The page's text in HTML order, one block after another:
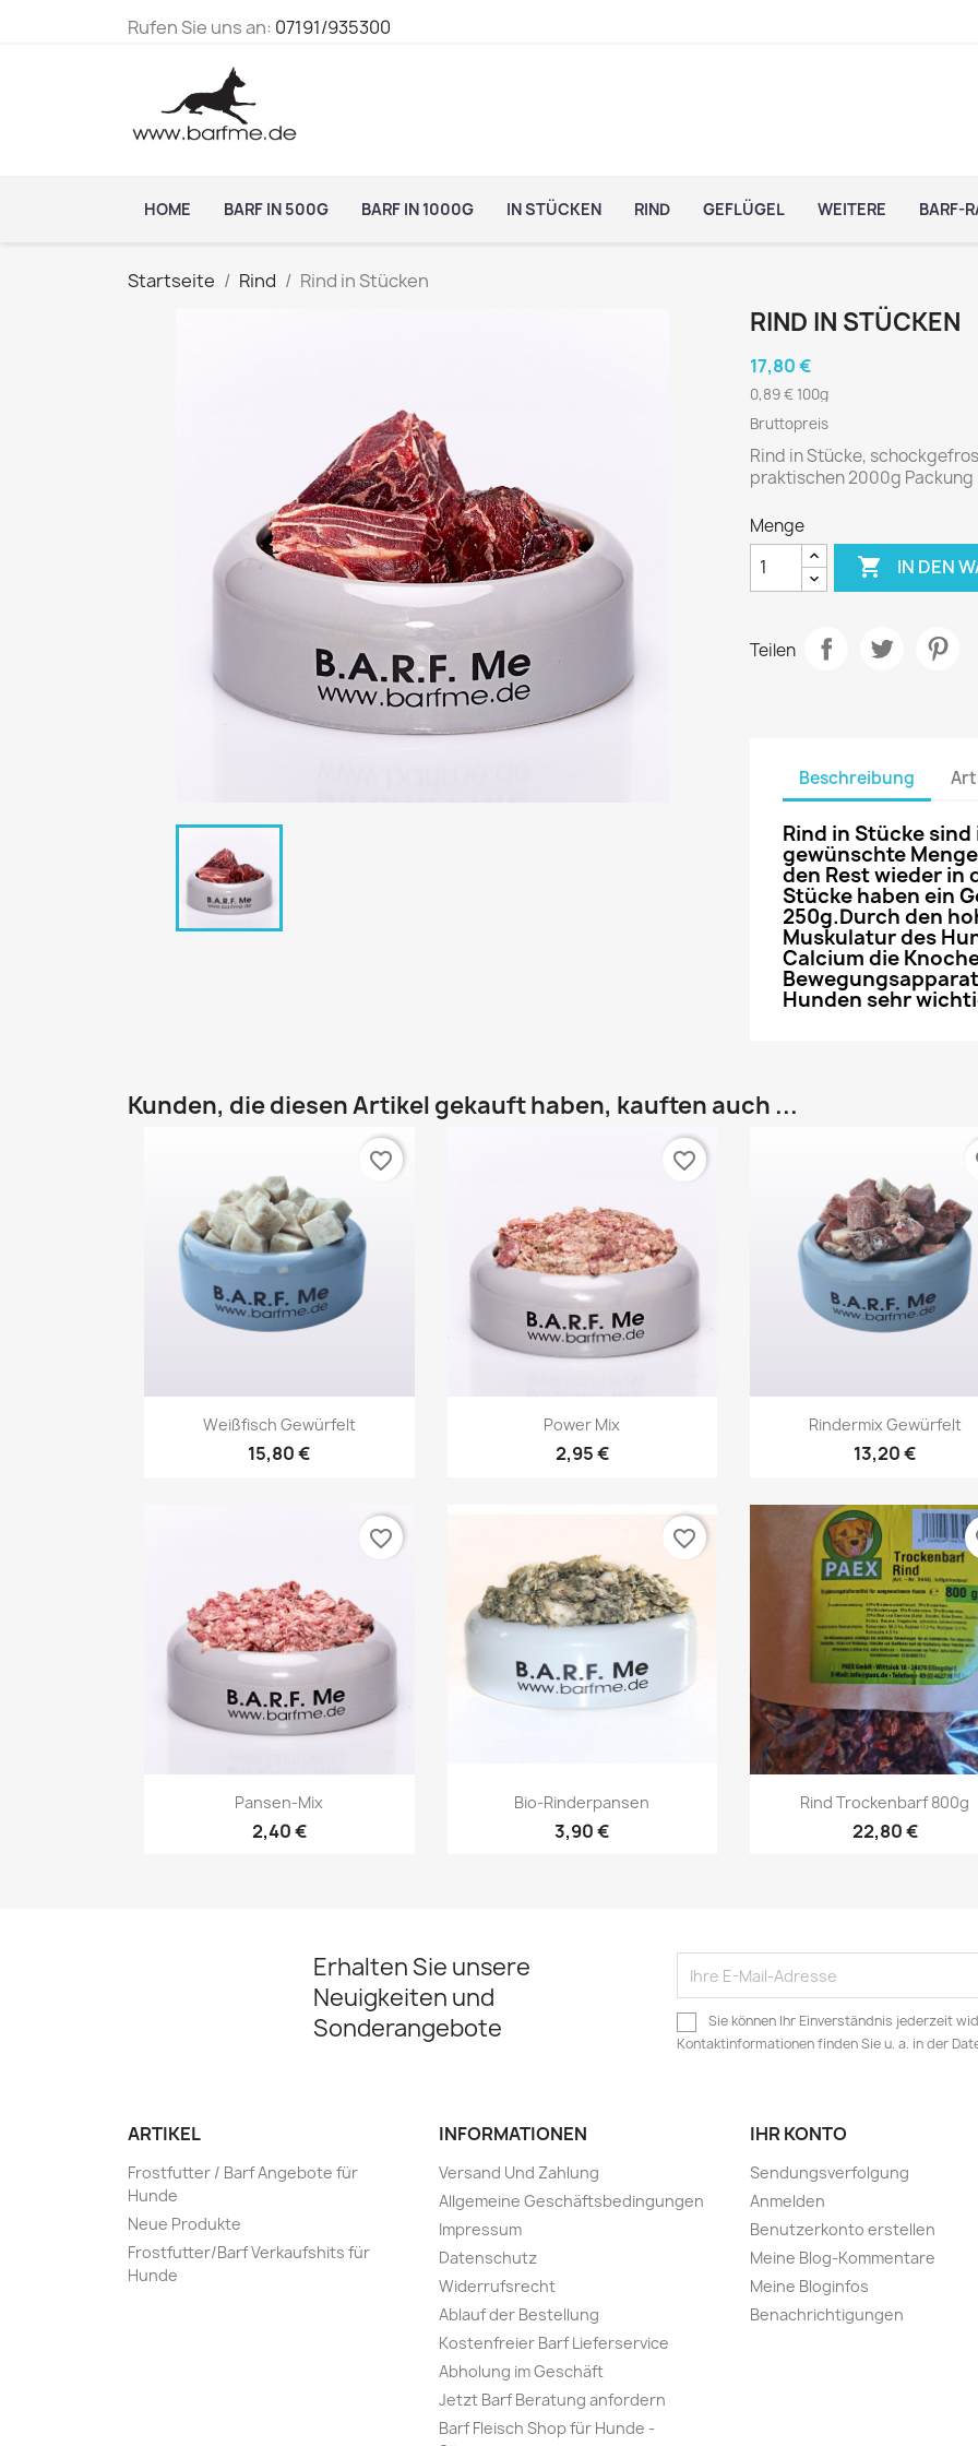
Rufen Sie uns an: 07191/935300
HOME BARF IN 500G BARF IN 1000G IN STÜCKEN RIND GEFLÜGEL WEITERE BARF-
Startseite Rind Rind in Stücken
RIND IN STÜCKEN
17,80 €
0,89 € 100g
Bruttopreis
Rind in Stücke,
praktischen 2000g Packung
Menge
 IN DEN
Teilen
Beschreibung
Rind in Stücke
gewünschte
den Rest wieder in
Stücke haben ein
250g.Durch den
Muskulatur des
Calcium die
Hunden sehr
Kunden, die diesen Artikel gekauft haben, kauften auch ...
Vorschau
Weißfisch Gewürfelt
15,80 €
favorite_border
Vorschau
Power Mix
2,95 €
favorite_border
Vorschau
Rindermix Gewürfelt
13,20 €
Vorschau
Pansen-Mix
2,40 €
favorite_border
Vorschau
Bio-Rinderpansen
3,90 €
favorite_border
Vorschau
Rind Trockenbarf 800g
22,80 €
Erhalten Sie unsere
Neuigkeiten und
Sonderangebote
Sie können Ihr Einverständnis jederzeit
Kontaktinformationen finden Sie u. a. in der
ARTIKEL
Frostfutter / Barf Angebote für
Hunde
Neue Produkte
Frostfutter/Barf Verkaufshits für
Hunde
INFORMATIONEN
Versand Und Zahlung
Allgemeine Geschäftsbedingungen
Impressum
Datenschutz
Widerrufsrecht
Ablauf der Bestellung
Kostenfreier Barf Lieferservice
Abholung im Geschäft
Jetzt Barf Beratung anfordern
Barf Fleisch Shop für Hunde -
IHR KONTO
Sendungsverfolgung
Anmelden
Benutzerkonto erstellen
Meine Blog-Kommentare
Meine Bloginfos
Benachrichtigungen